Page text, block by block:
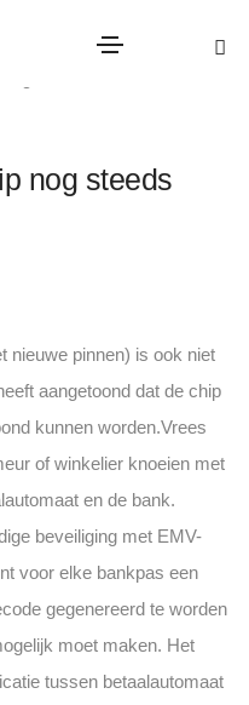
nog steeds
nieuwe pinnen) is ook niet
aangetoond dat de chip
kunnen worden.Vrees
of winkelier knoeien met
en de bank.
beveiliging met EMV-
voor elke bankpas een
gegenereerd te worden
moet maken. Het
tussen betaalautomaat